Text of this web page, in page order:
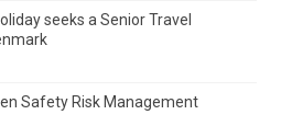
seeks a Senior Travel
en Safety Risk Management